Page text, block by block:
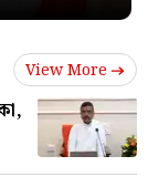
View More